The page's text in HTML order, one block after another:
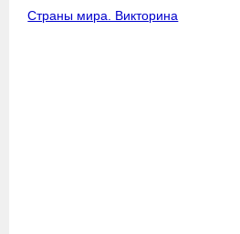
Страны мира. Викторина